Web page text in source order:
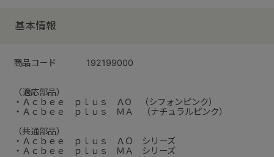
基本情報
商品コード 192199000
（適応部品）
・Ａｃｂｅｅ ｐｌｕｓ ＡO （シフォンピンク）
・Ａｃｂｅｅ ｐｌｕｓ ＭＡ （ナチュラルピンク）
（共通部品）
・Ａｃｂｅｅ ｐｌｕｓ ＡＯ シリーズ
・Ａｃｂｅｅ ｐｌｕｓ ＭＡ シリーズ